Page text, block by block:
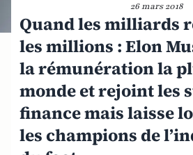
26 mars 2018
Quand les milliards
les millions : Elon
la rémunération la
monde et rejoint les
finance mais laisse
les champions de